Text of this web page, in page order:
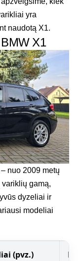
yra
naudotą X1.
X1
nuo 2009 metų
gamą,
dyzeliai ir
modeliai
(pvz.)